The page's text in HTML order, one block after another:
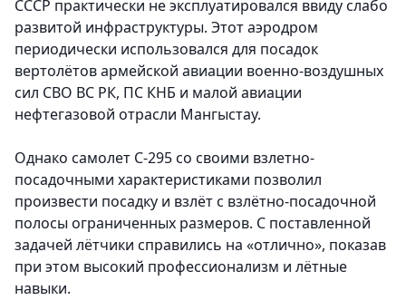
СССР практически не эксплуатировался ввиду слабо
развитой инфраструктуры. Этот аэродром
периодически использовался для посадок
вертолётов армейской авиации военно-воздушных
сил СВО ВС РК, ПС КНБ и малой авиации
нефтегазовой отрасли Мангыстау.
Однако самолет С-295 со своими взлетно-
посадочными характеристиками позволил
произвести посадку и взлёт с взлётно-посадочной
полосы ограниченных размеров. С поставленной
задачей лётчики справились на «отлично», показав
при этом высокий профессионализм и лётные
навыки.